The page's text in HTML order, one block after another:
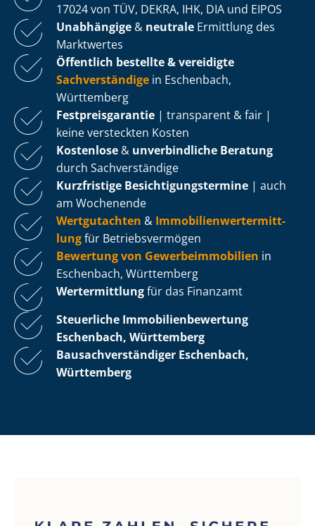
17024 von TÜV, DEKRA, IHK, DIA und EIPOS
Unabhängige & neutrale Ermittlung des
Marktwertes
Öffentlich bestellte & vereidigte
Sachverständige in Eschenbach,
Württemberg
Fest­preis­ga­ran­tie | transparent & fair |
keine versteckten Kosten
Kostenlose & unverbindliche Beratung
durch Sachverständige
Kurzfristige Be­sich­ti­gungs­ter­mi­ne | auch
am Wochenende
Wertgutachten & Im­mo­bi­li­en­wert­ermitt­
lungfür Be­triebs­ver­mö­gen
Bewertung von Ge­wer­be­im­mo­bi­li­en in
Eschenbach, Württemberg
Wertermittlungfür das Finanzamt
Steuerliche Im­mo­bi­li­en­be­wer­tung
Eschenbach, Württemberg
Bau­sach­ver­stän­di­ger Eschenbach,
Württemberg